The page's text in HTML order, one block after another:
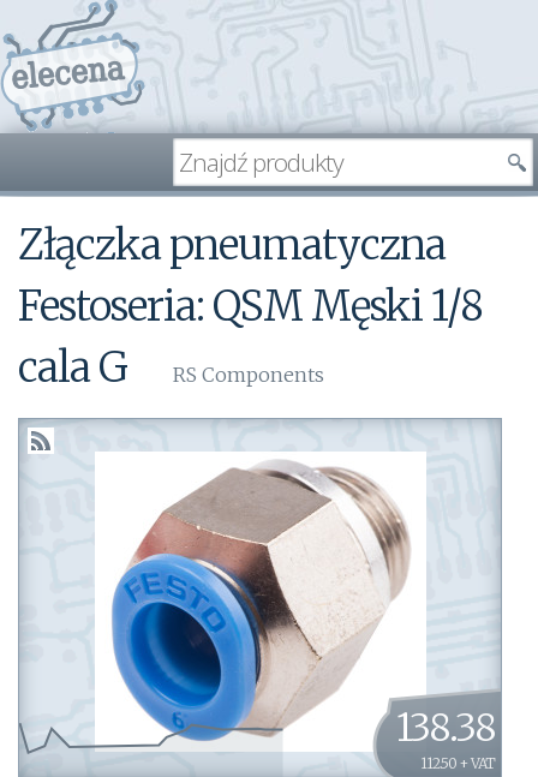
Złączka pneumatyczna
Festoseria: QSM Męski 1/8
cala G
RS Components
138.38
112.50 + VAT